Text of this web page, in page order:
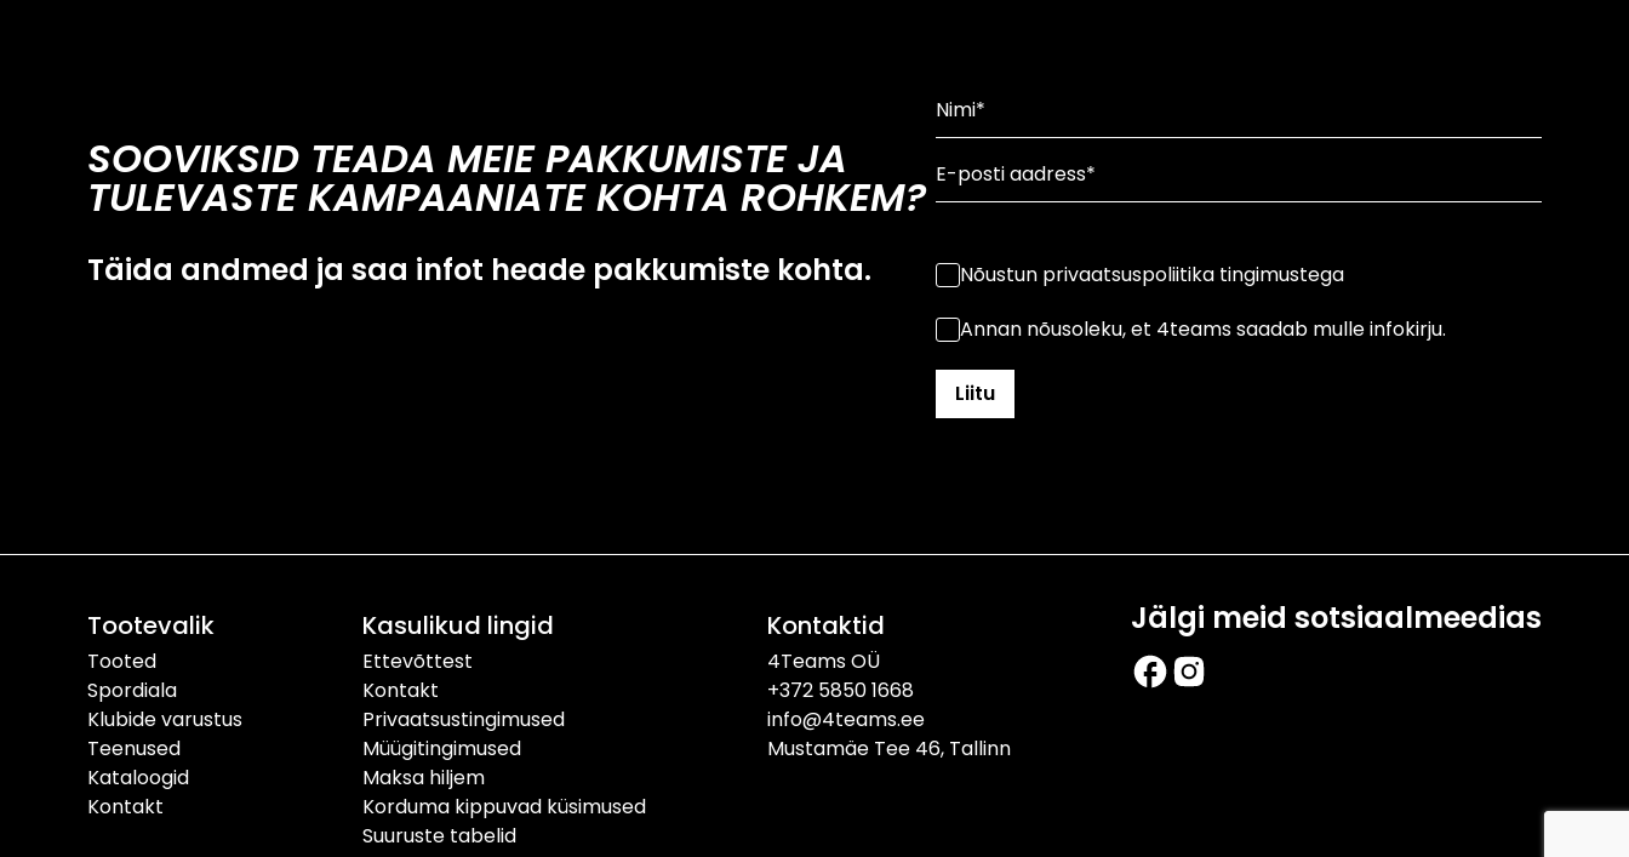
SOOVIKSID TEADA MEIE PAKKUMISTE JA
TULEVASTE KAMPAANIATE KOHTA ROHKEM?
Täida andmed ja saa infot heade pakkumiste kohta.
Nõustun privaatsuspoliitika tingimustega
Annan nõusoleku, et 4teams saadab mulle infokirju.
Tootevalik
Tooted
Spordiala
Klubide varustus
Teenused
Kataloogid
Kontakt
Kasulikud lingid
Ettevõttest
Kontakt
Privaatsustingimused
Müügitingimused
Maksa hiljem
Korduma kippuvad küsimused
Suuruste tabelid
Kontaktid
4Teams OÜ
+372 5850 1668
info@4teams.ee
Mustamäe Tee 46, Tallinn
Jälgi meid sotsiaalmeedias